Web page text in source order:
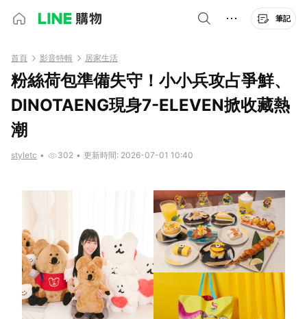
筆記
首頁 影音特輯 居家生活
粉絲荷包準備失守！小小兵攻占爭鮮、
DINOTAENG現身7-ELEVEN掀收藏熱
潮
styletc • 302 • 更新時間: 2026-07-01 10:40